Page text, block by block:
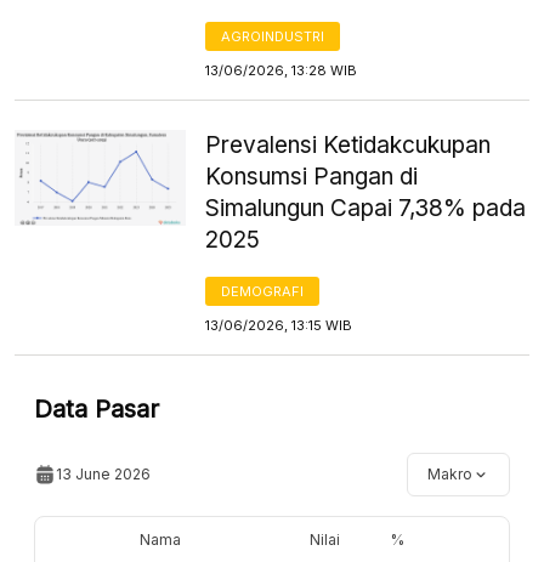
AGROINDUSTRI
13/06/2026, 13:28 WIB
Prevalensi Ketidakcukupan
Konsumsi Pangan di
Simalungun Capai 7,38% pada
2025
DEMOGRAFI
13/06/2026, 13:15 WIB
Data Pasar
13 June 2026 Makro
Nama Nilai %